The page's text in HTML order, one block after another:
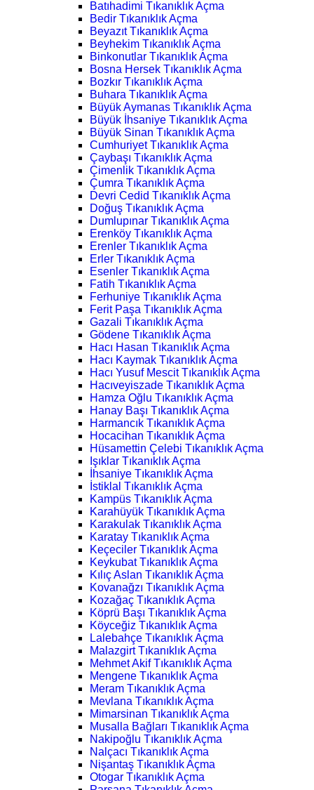
Batıhadimi Tıkanıklık Açma
Bedir Tıkanıklık Açma
Beyazıt Tıkanıklık Açma
Beyhekim Tıkanıklık Açma
Binkonutlar Tıkanıklık Açma
Bosna Hersek Tıkanıklık Açma
Bozkır Tıkanıklık Açma
Buhara Tıkanıklık Açma
Büyük Aymanas Tıkanıklık Açma
Büyük İhsaniye Tıkanıklık Açma
Büyük Sinan Tıkanıklık Açma
Cumhuriyet Tıkanıklık Açma
Çaybaşı Tıkanıklık Açma
Çimenlik Tıkanıklık Açma
Çumra Tıkanıklık Açma
Devri Cedid Tıkanıklık Açma
Doğuş Tıkanıklık Açma
Dumlupınar Tıkanıklık Açma
Erenköy Tıkanıklık Açma
Erenler Tıkanıklık Açma
Erler Tıkanıklık Açma
Esenler Tıkanıklık Açma
Fatih Tıkanıklık Açma
Ferhuniye Tıkanıklık Açma
Ferit Paşa Tıkanıklık Açma
Gazali Tıkanıklık Açma
Gödene Tıkanıklık Açma
Hacı Hasan Tıkanıklık Açma
Hacı Kaymak Tıkanıklık Açma
Hacı Yusuf Mescit Tıkanıklık Açma
Hacıveyiszade Tıkanıklık Açma
Hamza Oğlu Tıkanıklık Açma
Hanay Başı Tıkanıklık Açma
Harmancık Tıkanıklık Açma
Hocacihan Tıkanıklık Açma
Hüsamettin Çelebi Tıkanıklık Açma
Işıklar Tıkanıklık Açma
İhsaniye Tıkanıklık Açma
İstiklal Tıkanıklık Açma
Kampüs Tıkanıklık Açma
Karahüyük Tıkanıklık Açma
Karakulak Tıkanıklık Açma
Karatay Tıkanıklık Açma
Keçeciler Tıkanıklık Açma
Keykubat Tıkanıklık Açma
Kılıç Aslan Tıkanıklık Açma
Kovanağzı Tıkanıklık Açma
Kozağaç Tıkanıklık Açma
Köprü Başı Tıkanıklık Açma
Köyceğiz Tıkanıklık Açma
Lalebahçe Tıkanıklık Açma
Malazgirt Tıkanıklık Açma
Mehmet Akif Tıkanıklık Açma
Mengene Tıkanıklık Açma
Meram Tıkanıklık Açma
Mevlana Tıkanıklık Açma
Mimarsinan Tıkanıklık Açma
Musalla Bağları Tıkanıklık Açma
Nakipoğlu Tıkanıklık Açma
Nalçacı Tıkanıklık Açma
Nişantaş Tıkanıklık Açma
Otogar Tıkanıklık Açma